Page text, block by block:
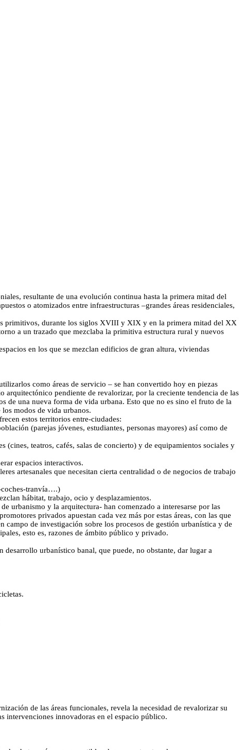
resultante de una evolución continua hasta la primera mitad del
o atomizados entre infraestructuras –grandes áreas residenciales,
primitivos, durante los siglos XVIII y XIX y en la primera mitad del XX
a un trazado que mezclaba la primitiva estructura rural y nuevos
en los que se mezclan edificios de gran altura, viviendas
como áreas de servicio – se han convertido hoy en piezas
pendiente de revalorizar, por la creciente tendencia de las
de una nueva forma de vida urbana. Esto que no es sino el fruto de la
modos de vida urbanos.
estos territorios entre-ciudades:
(parejas jóvenes, estudiantes, personas mayores) así como de
teatros, cafés, salas de concierto) y de equipamientos sociales y
espacios interactivos.
artesanales que necesitan cierta centralidad o de negocios de trabajo
coches-tranvía….)
hábitat, trabajo, ocio y desplazamientos.
urbanismo y la arquitectura- han comenzado a interesarse por las
privados apuestan cada vez más por estas áreas, con las que
de investigación sobre los procesos de gestión urbanística y de
esto es, razones de ámbito público y privado.
urbanístico banal, que puede, no obstante, dar lugar a
de las áreas funcionales, revela la necesidad de revalorizar su
intervenciones innovadoras en el espacio público.